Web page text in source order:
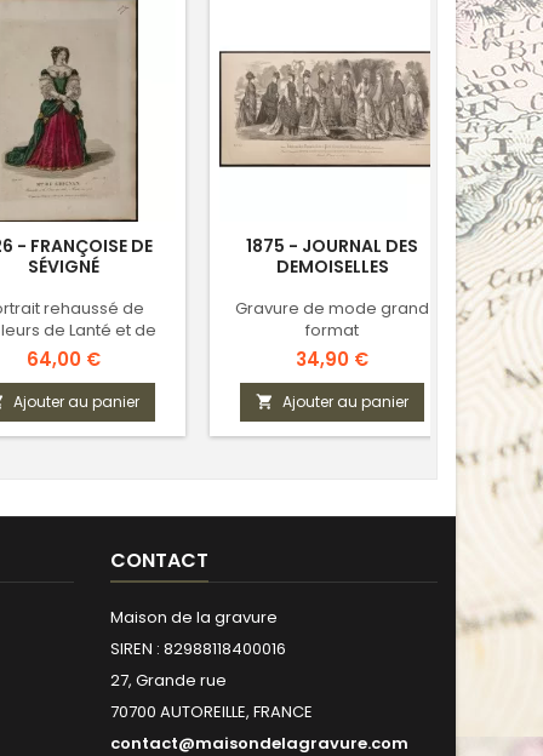
- FRANÇOISE DE
SÉVIGNÉ
rehaussé de
de Lanté et de
Gatine
Prix
64,00 €
Ajouter au panier
1875 - JOURNAL DES
DEMOISELLES
Gravure de mode grand
format
Prix
34,90 €
 Ajouter au panier
CONTACT
Maison de la gravure
SIREN : 82988118400016
27, Grande rue
70700 AUTOREILLE, FRANCE
contact@maisondelagravure.com